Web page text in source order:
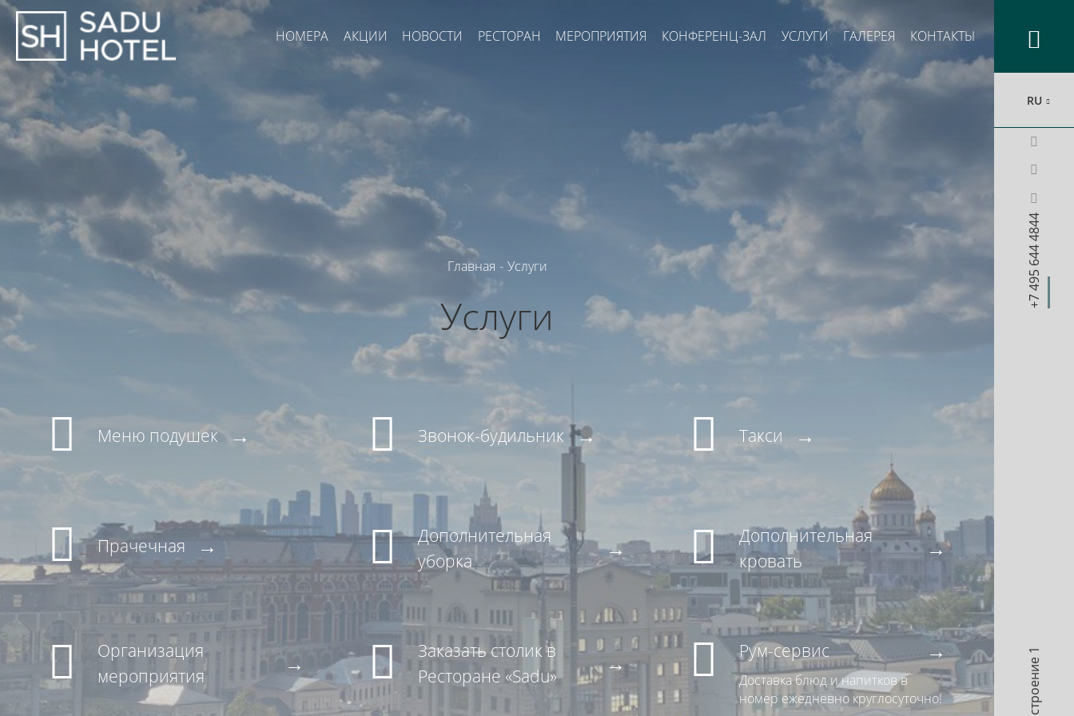
RU
+7 495 644 4844
17 строение 1
НОМЕРА АКЦИИ НОВОСТИ РЕСТОРАН МЕРОПРИЯТИЯ КОНФЕРЕНЦ-ЗАЛ УСЛУГИ ГАЛЕРЕЯ КОНТАКТЫ
Главная - Услуги
Услуги
Меню подушек Звонок-будильник Такси
Прачечная
Дополнительная
уборка
Дополнительная
кровать
Организация
мероприятия
Заказать столик в
Ресторане «Sadu»
Рум-сервис
Доставка блюд и напитков в
номер ежедневно круглосуточно!